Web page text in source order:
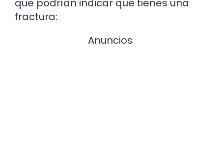
que podrían indicar que tienes una
fractura:
Anuncios